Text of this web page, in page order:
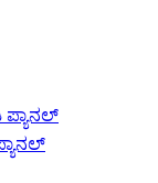
ಪ್ಯಾನಲ್